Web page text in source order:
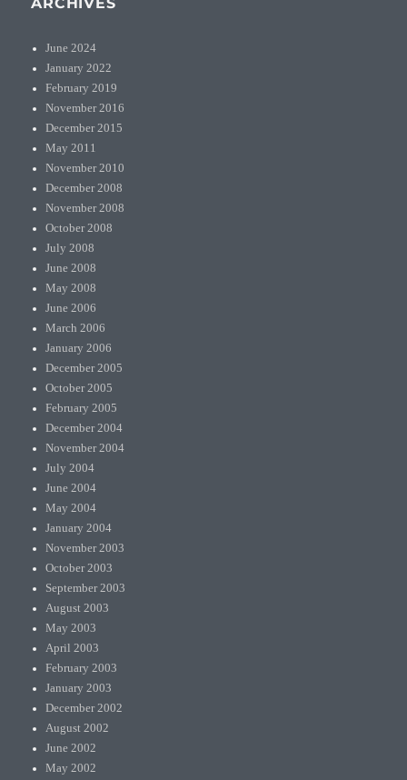
June 2024
January 2022
February 2019
November 2016
December 2015
May 2011
November 2010
December 2008
November 2008
October 2008
July 2008
June 2008
May 2008
June 2006
March 2006
January 2006
December 2005
October 2005
February 2005
December 2004
November 2004
July 2004
June 2004
May 2004
January 2004
November 2003
October 2003
September 2003
August 2003
May 2003
April 2003
February 2003
January 2003
December 2002
August 2002
June 2002
May 2002